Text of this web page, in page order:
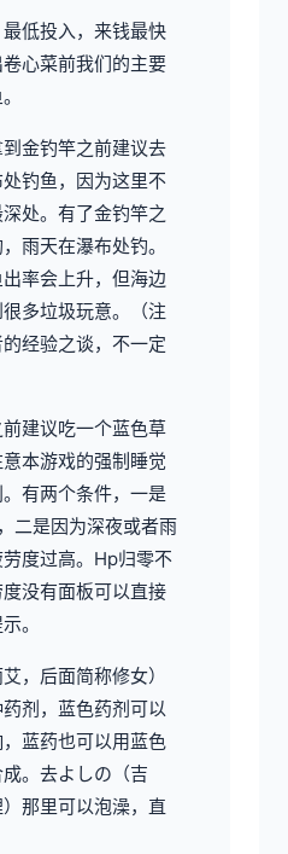
低投入，来钱最快
心菜前我们的主要
金钓竿之前建议去
钓鱼，因为这里不
处。有了金钓竿之
雨天在瀑布处钓。
率会上升，但海边
多垃圾玩意。（注
经验之谈，不一定
建议吃一个蓝色草
本游戏的强制睡觉
有两个条件，一是
二是因为深夜或者雨
度过高。Hp归零不
没有面板可以直接
。
，后面简称修女）
剂，蓝色药剂可以
蓝药也可以用蓝色
。去よしの（吉
那里可以泡澡，直